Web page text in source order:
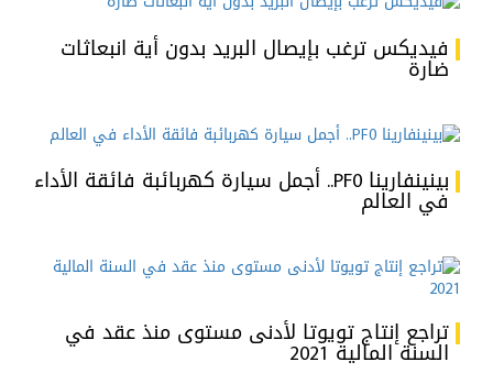
فيديكس ترغب بإيصال البريد بدون أية انبعاثات
ضارة
بينينفارينا PF0.. أجمل سيارة كهربائبة فائقة الأداء
في العالم
تراجع إنتاج تويوتا لأدنى مستوى منذ عقد في
السنة المالية 2021